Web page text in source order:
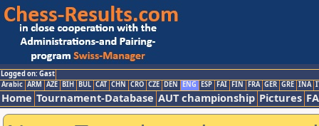
Logged on: Gast
Arabic ARM AZE BIH BUL CAT CHN CRO CZE DEN ENG ESP FAI FIN FRA GER GRE INA
Home Tournament-Database AUT championship Pictures